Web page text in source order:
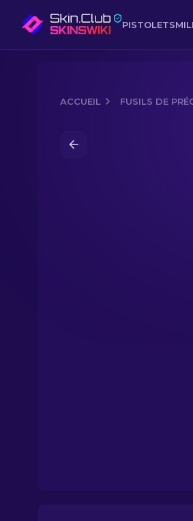
PISTOLETS
ACCUEIL FUSILS DE